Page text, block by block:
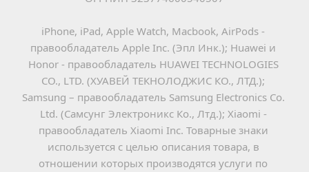
iPhone, iPad, Apple Watch, Macbook, AirPods -
правообладатель Apple Inc. (Эпл Инк.); Huawei и
Honor - правообладатель HUAWEI TECHNOLOGIES
CO., LTD. (ХУАВЕЙ ТЕКНОЛОДЖИС КО., ЛТД.);
Samsung – правообладатель Samsung Electronics Co.
Ltd. (Самсунг Электроникс Ко., Лтд.); Xiaomi -
правообладатель Xiaomi Inc. Товарные знаки
используется с целью описания товара, в
отношении которых производятся услуги по